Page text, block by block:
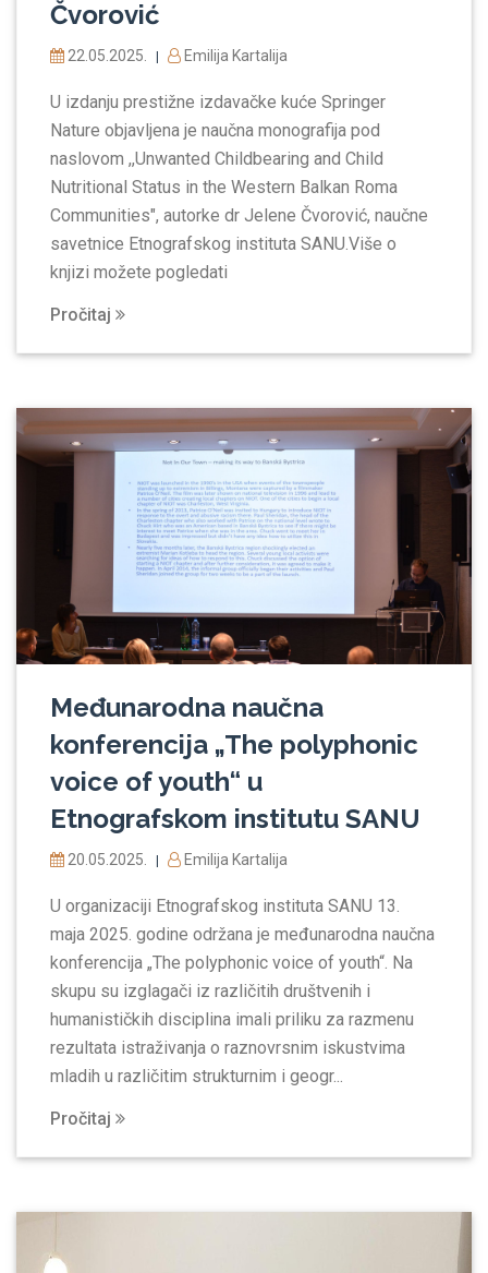
Čvorović
22.05.2025. | Emilija Kartalija
U izdanju prestižne izdavačke kuće Springer
Nature objavljena je naučna monografija pod
naslovom ,,Unwanted Childbearing and Child
Nutritional Status in the Western Balkan Roma
Communities", autorke dr Jelene Čvorović, naučne
savetnice Etnografskog instituta SANU.Više o
knjizi možete pogledati
Pročitaj
Međunarodna naučna
konferencija „The polyphonic
voice of youth“ u
Etnografskom institutu SANU
20.05.2025. | Emilija Kartalija
U organizaciji Etnografskog instituta SANU 13.
maja 2025. godine održana je međunarodna naučna
konferencija „The polyphonic voice of youth“. Na
skupu su izglagači iz različitih društvenih i
humanističkih disciplina imali priliku za razmenu
rezultata istraživanja o raznovrsnim iskustvima
mladih u različitim strukturnim i geogr...
Pročitaj